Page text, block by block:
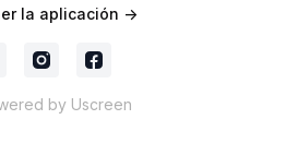
la aplicación ->
by Uscreen